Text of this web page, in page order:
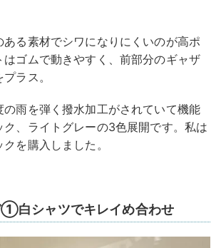
ある素材でシワになりにくいのが高ポ
はゴムで動きやすく、前部分のギャザ
ラス。
の雨を弾く撥水加工がされていて機能
、ライトグレーの3色展開です。私は
を購入しました。
白シャツでキレイめ合わせ